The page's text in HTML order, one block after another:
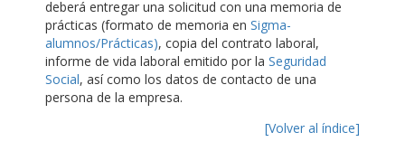
deberá entregar una solicitud con una memoria de
prácticas (formato de memoria en Sigma-
alumnos/Prácticas), copia del contrato laboral,
informe de vida laboral emitido por la Seguridad
Social, así como los datos de contacto de una
persona de la empresa.
[Volver al índice]